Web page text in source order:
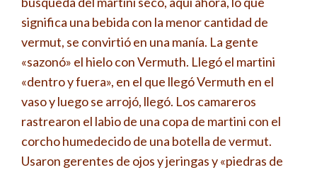
significa una bebida con la menor cantidad de
vermut, se convirtió en una manía. La gente
«sazonó» el hielo con Vermuth. Llegó el martini
«dentro y fuera», en el que llegó Vermuth en el
vaso y luego se arrojó, llegó. Los camareros
rastrearon el labio de una copa de martini con el
corcho humedecido de una botella de vermut.
Usaron gerentes de ojos y jeringas y «piedras de